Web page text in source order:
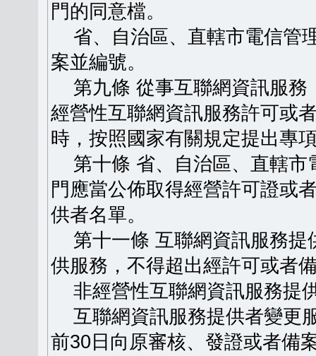
門的同意檔。
省、自治區、直轄市電信管
案並編號。
第九條 從事互聯網資訊服務
經營性互聯網資訊服務許可或
時，按照國家有關規定提出專
第十條 省、自治區、直轄市
門應當公佈取得經營許可證或
供者名單。
第十一條 互聯網資訊服務提
供服務，不得超出經許可或者
非經營性互聯網資訊服務提
互聯網資訊服務提供者變更
前30日向原審核、發證或者備